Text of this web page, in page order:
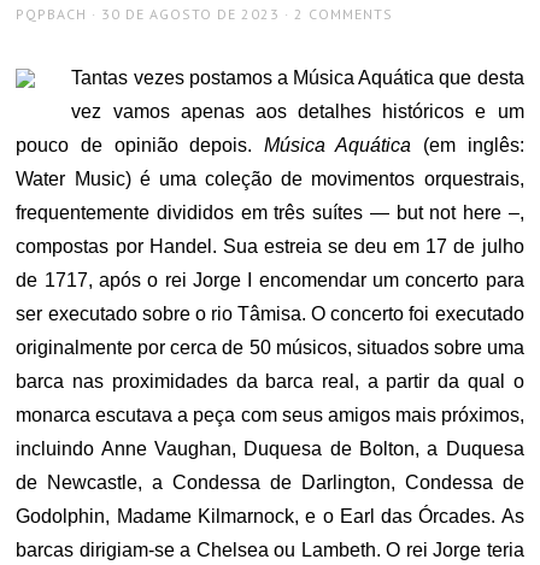
AUTHOR
PQPBACH
POSTED
30 DE AGOSTO DE 2023 2 COMMENTS
Tantas vezes postamos a Música Aquática que desta
vez vamos apenas aos detalhes históricos e um
pouco de opinião depois. Música Aquática (em inglês:
Water Music) é uma coleção de movimentos orquestrais,
frequentemente divididos em três suítes — but not here –,
compostas por Handel. Sua estreia se deu em 17 de julho
de 1717, após o rei Jorge I encomendar um concerto para
ser executado sobre o rio Tâmisa. O concerto foi executado
originalmente por cerca de 50 músicos, situados sobre uma
barca nas proximidades da barca real, a partir da qual o
monarca escutava a peça com seus amigos mais próximos,
incluindo Anne Vaughan, Duquesa de Bolton, a Duquesa
de Newcastle, a Condessa de Darlington, Condessa de
Godolphin, Madame Kilmarnock, e o Earl das Órcades. As
barcas dirigiam-se a Chelsea ou Lambeth. O rei Jorge teria